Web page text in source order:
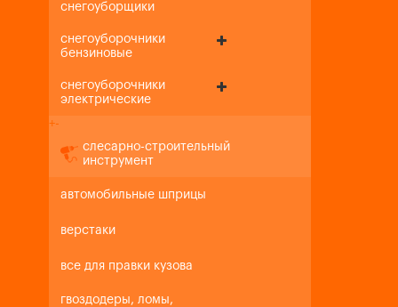
снегоуборщики
снегоуборочники
бензиновые
снегоуборочники
электрические
+-
слесарно-строительный
инструмент
автомобильные шприцы
верстаки
все для правки кузова
гвоздодеры, ломы,